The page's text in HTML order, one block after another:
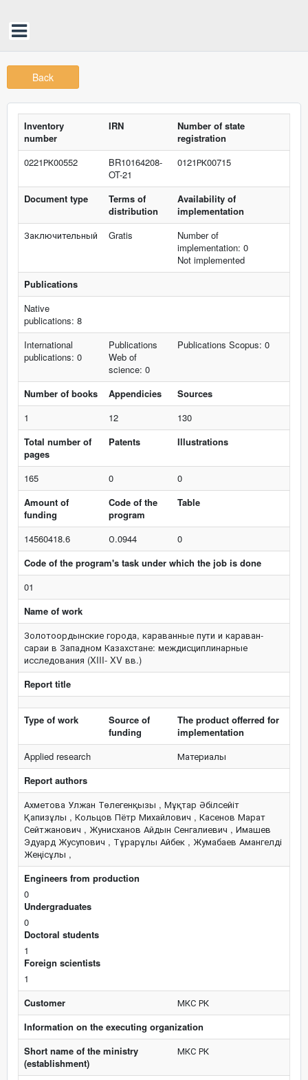
Back
Inventory
number
IRN
Number of state
registration
0221РК00552
BR10164208-
OT-21
0121РК00715
Document type
Terms of
distribution
Availability of
implementation
Заключительный
Gratis
Number of
implementation: 0
Not implemented
Publications
Native
publications: 8
International
publications: 0
Publications
Web of
science: 0
Publications Scopus: 0
Number of books Appendicies
Sources
1
12
130
Total number of
pages
Patents Illustrations
165 0
0
Amount of
funding
Code of the
program
Table
14560418.6 О.0944
0
Code of the program's task under which the job is done
01
Name of work
Золотоордынские города, караванные пути и караван-
сараи в Западном Казахстане: междисциплинарные
исследования (XIII- XV вв.)
Report title
Type of work
Source of
funding
The product offerred for
implementation
Applied research
Материалы
Report authors
Ахметова Улжан Төлегенқызы , Мұқтар Әбілсейіт
Қапизұлы , Кольцов Пётр Михайлович , Касенов Марат
Сейтжанович , Жунисханов Айдын Сенгалиевич , Имашев
Эдуард Жусупович , Тұрарұлы Айбек , Жумабаев Амангелді
Жеңісұлы ,
Engineers from production
0
Undergraduates
0
Doctoral students
1
Foreign scientists
1
Customer
МКС РК
Information on the executing organization
Short name of the ministry
(establishment)
МКС РК